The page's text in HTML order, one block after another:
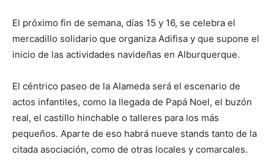
El próximo fin de semana, días 15 y 16, se celebra el
mercadillo solidario que organiza Adifisa y que supone el
inicio de las actividades navideñas en Alburquerque.
El céntrico paseo de la Alameda será el escenario de
actos infantiles, como la llegada de Papá Noel, el buzón
real, el castillo hinchable o talleres para los más
pequeños. Aparte de eso habrá nueve stands tanto de la
citada asociación, como de otras locales y comarcales.